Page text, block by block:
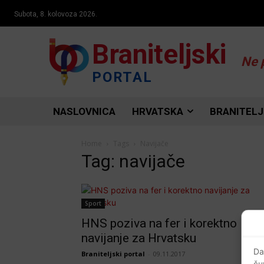
Subota, 8. kolovoza 2026.
Braniteljski
PORTAL
Ne
NASLOVNICA HRVATSKA
Tag: navijače
Sport
HNS poziva na fer i korektno
navijanje za Hrvatsku
Braniteljski portal 09.11.2017